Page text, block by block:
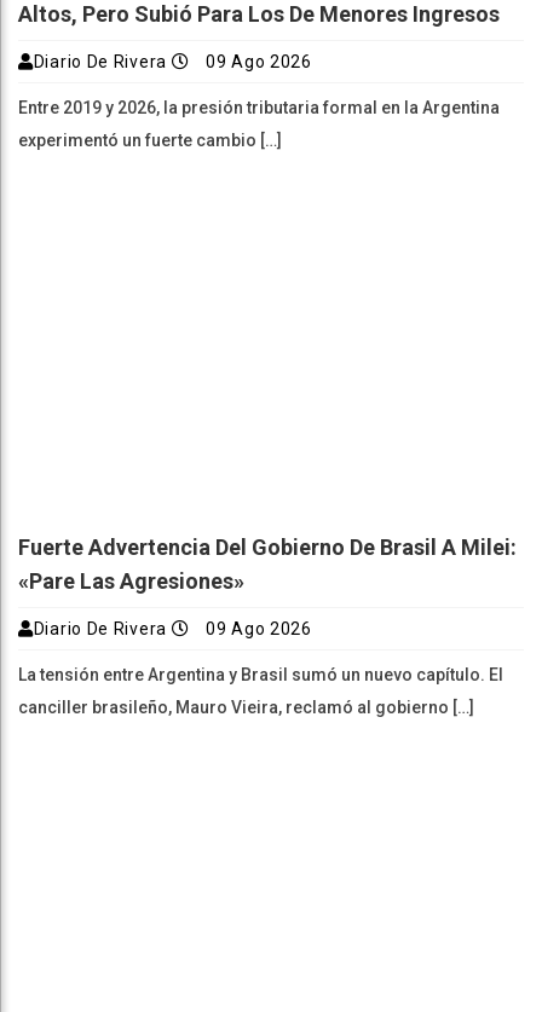
Altos, Pero Subió Para Los De Menores Ingresos
Diario De Rivera 09 Ago 2026
Entre 2019 y 2026, la presión tributaria formal en la Argentina
experimentó un fuerte cambio […]
Fuerte Advertencia Del Gobierno De Brasil A Milei:
«Pare Las Agresiones»
Diario De Rivera 09 Ago 2026
La tensión entre Argentina y Brasil sumó un nuevo capítulo. El
canciller brasileño, Mauro Vieira, reclamó al gobierno […]